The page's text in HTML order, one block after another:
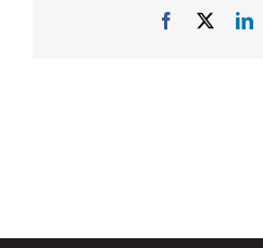
Facebook